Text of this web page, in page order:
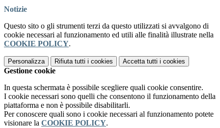
Notizie
Questo sito o gli strumenti terzi da questo utilizzati si avvalgono di
cookie necessari al funzionamento ed utili alle finalità illustrate nella
COOKIE POLICY.
Personalizza Rifiuta tutti i cookies Accetta tutti i cookies
Gestione cookie
In questa schermata è possibile scegliere quali cookie consentire.
I cookie necessari sono quelli che consentono il funzionamento della
piattaforma e non è possibile disabilitarli.
Per conoscere quali sono i cookie necessari al funzionamento potete
visionare la COOKIE POLICY.